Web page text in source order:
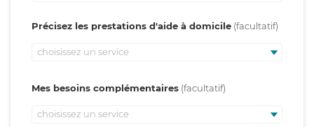
Précisez les prestations d'aide à domicile
choisissez un service
Mes besoins complémentaires
choisissez un service